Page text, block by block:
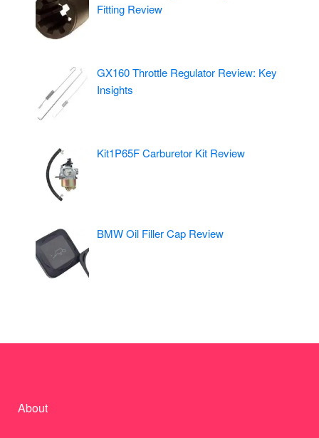
Fitting Review
GX160 Throttle Regulator Review: Key
Insights
Kit1P65F Carburetor Kit Review
BMW Oil Filler Cap Review
About